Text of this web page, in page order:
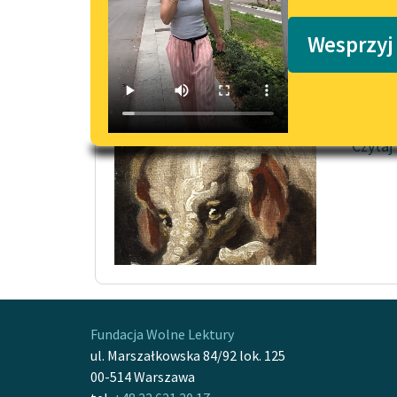
Lew
Pan
Czytaj
Fundacja Wolne Lektury
ul. Marszałkowska 84/92 lok. 125
00-514 Warszawa